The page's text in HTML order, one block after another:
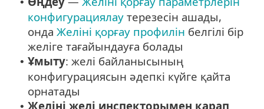
конфигурациялау терезесін ашады,
онда Желіні қорғау профилін белгілі бір
желіге тағайындауға болады
• Ұмыту: желі байланысының
конфигурациясын әдепкі күйге қайта
орнатады
• Желіні желі инспекторымен қарап